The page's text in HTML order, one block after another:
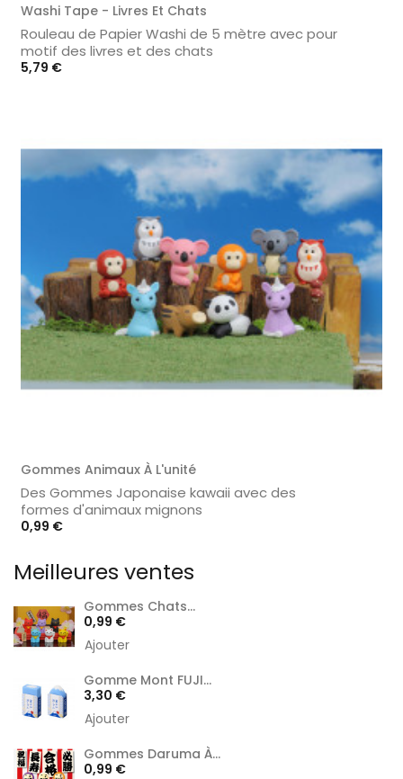
Washi Tape - Livres Et Chats
Rouleau de Papier Washi de 5 mètre avec pour
motif des livres et des chats
Prix
5,79 €
Gommes Animaux À L'unité
Des Gommes Japonaise kawaii avec des
formes d'animaux mignons
Prix
0,99 €
Meilleures ventes
Gommes Chats...
Prix
0,99 €
Ajouter
Gomme Mont FUJI...
Prix
3,30 €
Ajouter
Gommes Daruma À...
Prix
0,99 €